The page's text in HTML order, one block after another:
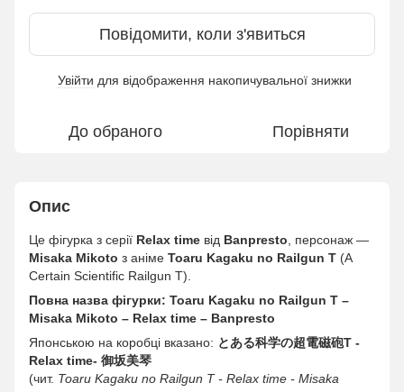
Повідомити, коли з'явиться
Увійти для відображення накопичувальної знижки
До обраного Порівняти
Опис
Це фігурка з серії Relax time від Banpresto , персонаж —
Misaka Mikoto з аніме Toaru Kagaku no Railgun T (A
Certain Scientific Railgun T).
Повна назва фігурки: Toaru Kagaku no Railgun T –
Misaka Mikoto – Relax time – Banpresto
Японською на коробці вказано: とある科学の超電磁砲T -
Relax time- 御坂美琴
(чит. Toaru Kagaku no Railgun T - Relax time - Misaka